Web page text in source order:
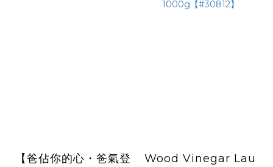
【爸佔你的心・爸氣登
Wood Vinegar Lau